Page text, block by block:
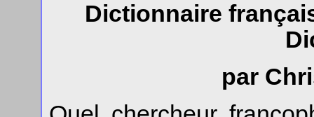
Dictionnaire
par